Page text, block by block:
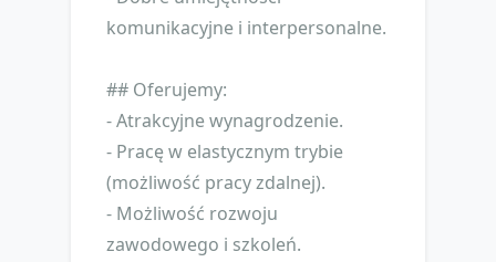
komunikacyjne i interpersonalne.
## Oferujemy:
- Atrakcyjne wynagrodzenie.
- Pracę w elastycznym trybie
(możliwość pracy zdalnej).
- Możliwość rozwoju
zawodowego i szkoleń.